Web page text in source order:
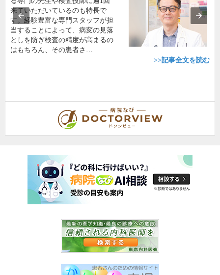
来ていただいているのも特長で
す。経験豊富な専門スタッフが担
当することによって、病変の見落
としを防ぎ検査の精度が高まるの
はもちろん、その患者さ…
>>記事全文を読む